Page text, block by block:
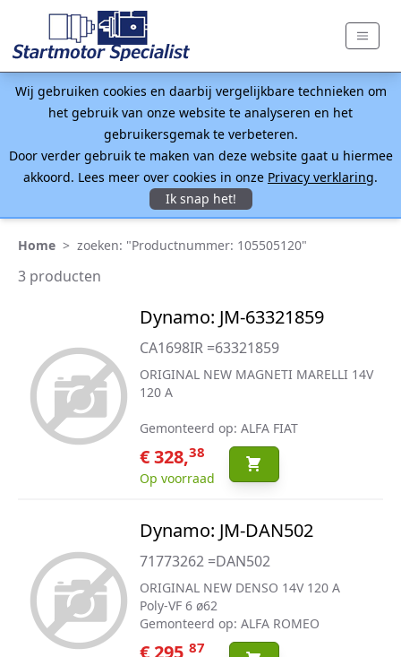
Wij gebruiken cookies en daarbij vergelijkbare technieken om
het gebruik van onze website te analyseren en het
gebruikersgemak te verbeteren.
Door verder gebruik te maken van deze website gaat u hiermee
akkoord. Lees meer over cookies in onze Privacy verklaring.
Ik snap het!
Home > zoeken: "Productnummer: 105505120"
3 producten
Dynamo: JM-63321859
CA1698IR =63321859
ORIGINAL NEW MAGNETI MARELLI 14V
120 A
Gemonteerd op: ALFA FIAT
€ 328,38
Op voorraad
Dynamo: JM-DAN502
71773262 =DAN502
ORIGINAL NEW DENSO 14V 120 A
Poly-VF 6 ø62
Gemonteerd op: ALFA ROMEO
€ 295,87